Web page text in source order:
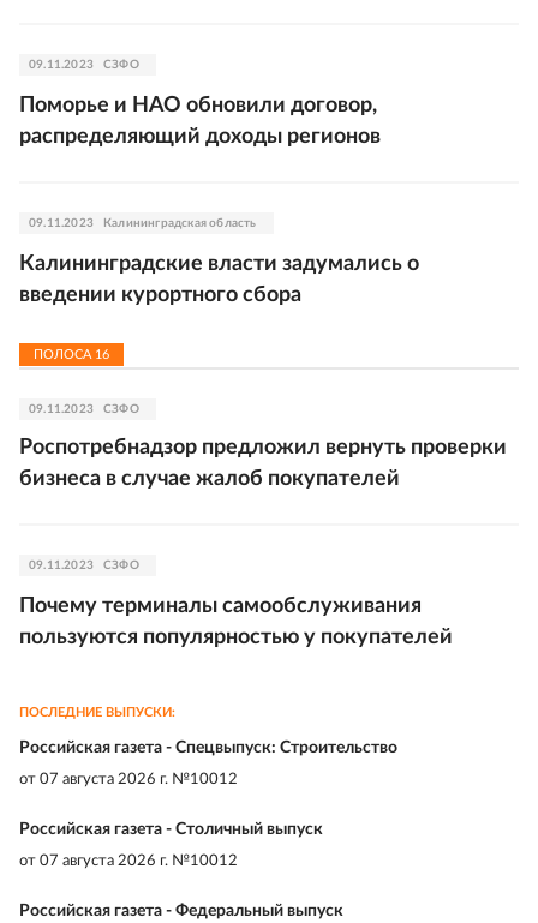
09.11.2023 СЗФО
Поморье и НАО обновили договор,
распределяющий доходы регионов
09.11.2023 Калининградская область
Калининградские власти задумались о
введении курортного сбора
ПОЛОСА 16
09.11.2023 СЗФО
Роспотребнадзор предложил вернуть проверки
бизнеса в случае жалоб покупателей
09.11.2023 СЗФО
Почему терминалы самообслуживания
пользуются популярностью у покупателей
ПОСЛЕДНИЕ ВЫПУСКИ:
Российская газета - Спецвыпуск: Строительство
от 07 августа 2026 г. №10012
Российская газета - Столичный выпуск
от 07 августа 2026 г. №10012
Российская газета - Федеральный выпуск